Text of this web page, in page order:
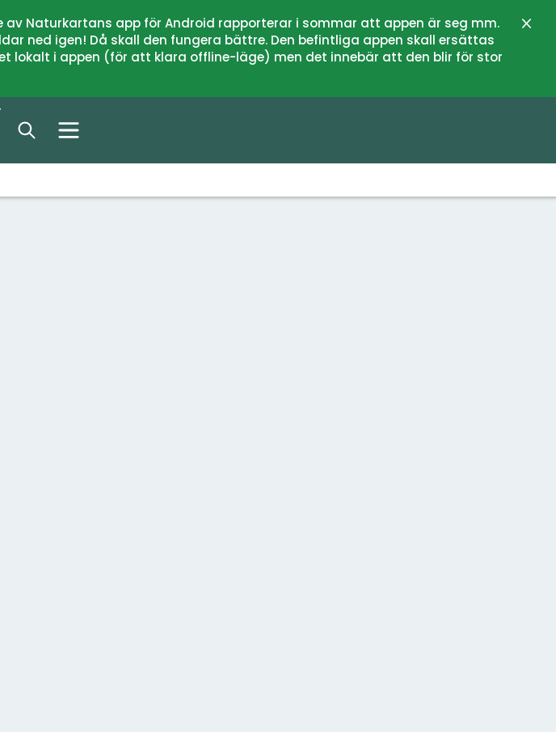
av Naturkartans app för Android rapporterar i sommar att appen är seg mm.
ned igen! Då skall den fungera bättre. Den befintliga appen skall ersättas
lokalt i appen (för att klara offline-läge) men det innebär att den blir för stor
Close